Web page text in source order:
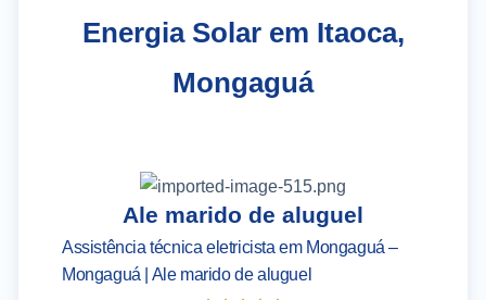
Energia Solar em Itaoca,
Mongaguá
Ale marido de aluguel
Assistência técnica eletricista em Mongaguá –
Mongaguá | Ale marido de aluguel